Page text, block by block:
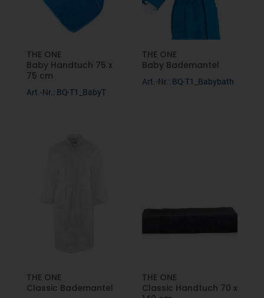
THE ONE
Baby Handtuch 75 x
75 cm
Art.-Nr.: BQ-T1_BabyT
THE ONE
Baby Bademantel
Art.-Nr.: BQ-T1_Babybath
THE ONE
Classic Bademantel
THE ONE
Classic Handtuch 70 x